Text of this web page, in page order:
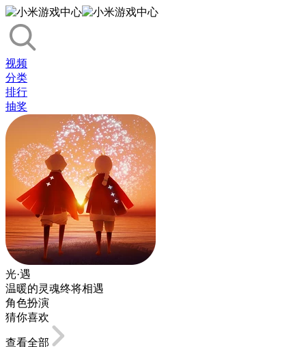
视频
分类
排行
抽奖
光·遇
温暖的灵魂终将相遇
角色扮演
猜你喜欢
查看全部